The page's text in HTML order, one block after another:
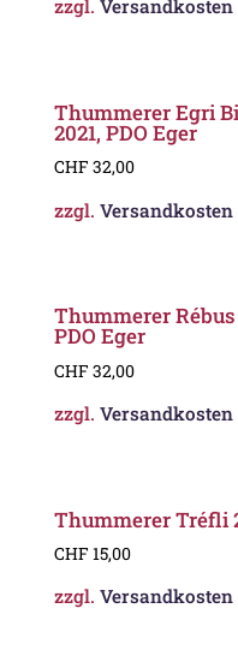
zzgl. Versandkosten
Thummerer Egri
2021, PDO Eger
CHF 32,00
zzgl. Versandkosten
Thummerer Rébus
PDO Eger
CHF 32,00
zzgl. Versandkosten
Thummerer Tréfli
CHF 15,00
zzgl. Versandkosten